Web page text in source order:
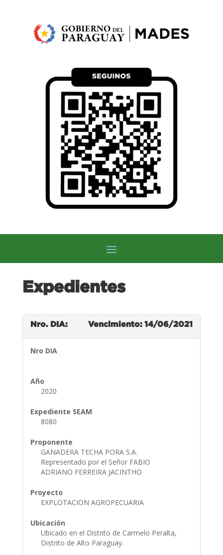
Expedientes
Nro. DIA: Vencimiento: 14/06/2021
Nro DIA
Año
2020
Expediente SEAM
8080
Proponente
GANADERA TECHA PORA S.A.
Representado por el Señor FABIO
ADRIANO FERREIRA JACINTHO
Proyecto
EXPLOTACION AGROPECUARIA
Ubicación
Ubicado en el Distrito de Carmelo Peralta,
Distrito de Alto Paraguay.